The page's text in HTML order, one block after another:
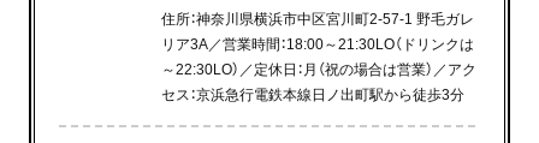
住所：神奈川県横浜市中区宮川町2-57-1 野毛ガレ
リア3A／営業時間：18:00～21:30LO（ドリンクは
～22:30LO）／定休日：月（祝の場合は営業）／アク
セス：京浜急行電鉄本線日ノ出町駅から徒歩3分